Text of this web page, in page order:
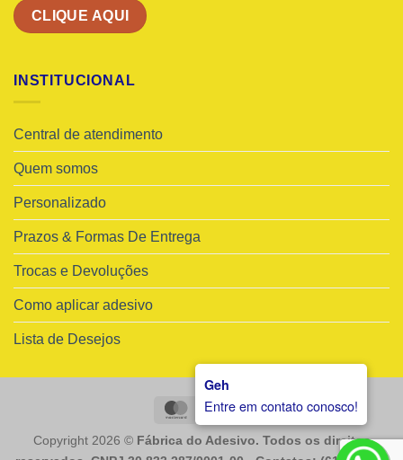
Geh
Entre em contato conosco!
CLIQUE AQUI
INSTITUCIONAL
Central de atendimento
Quem somos
Personalizado
Prazos & Formas De Entrega
Trocas e Devoluções
Como aplicar adesivo
Lista de Desejos
MasterCardVisa
Copyright 2026 © Fábrica do Adesivo. Todos os direitos